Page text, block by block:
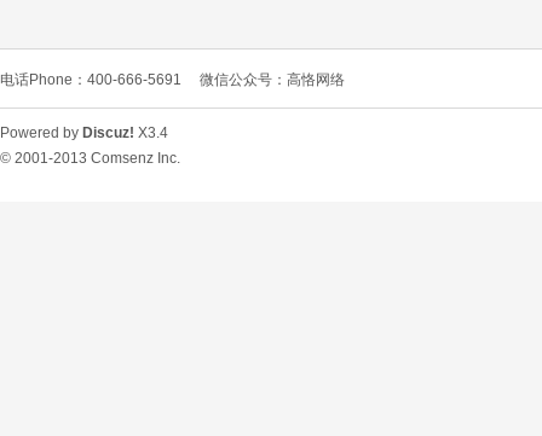
电话Phone：400-666-5691 微信公众号：高恪网络
Powered by Discuz! X3.4
© 2001-2013 Comsenz Inc.